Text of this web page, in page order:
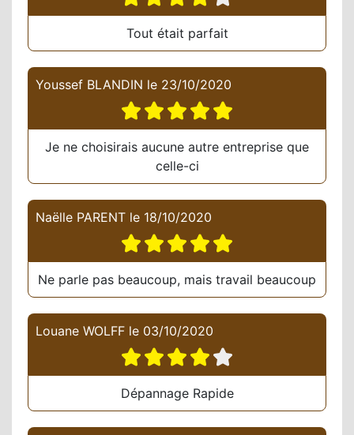
Tout était parfait
Youssef BLANDIN le 23/10/2020
Je ne choisirais aucune autre entreprise que
celle-ci
Naëlle PARENT le 18/10/2020
Ne parle pas beaucoup, mais travail beaucoup
Louane WOLFF le 03/10/2020
Dépannage Rapide